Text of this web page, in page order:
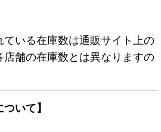
いる在庫数は通販サイト上の
舗の在庫数とは異なりますの
いて】